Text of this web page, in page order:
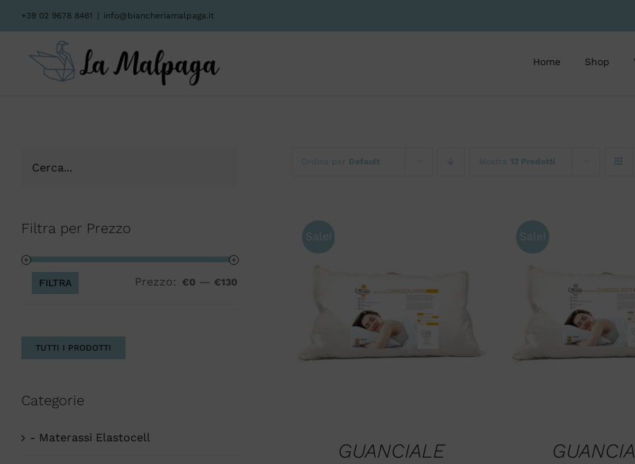
al
contenuto
+39 02 9678 8461 info@biancheriamalpaga.it
Home Shop
Ordina per Default Mostra 12 Prodotti
Sale!
AGGIUNGI AL CARRELLO
QUICK VIEW
GUANCIALE
Sale!
AGGIUNGI AL
QUICK
Filtra per Prezzo
Prezzo
Prezzo
FILTRA Prezzo: €0 — €130
TUTTI I PRODOTTI
Categorie
- Materassi Elastocell